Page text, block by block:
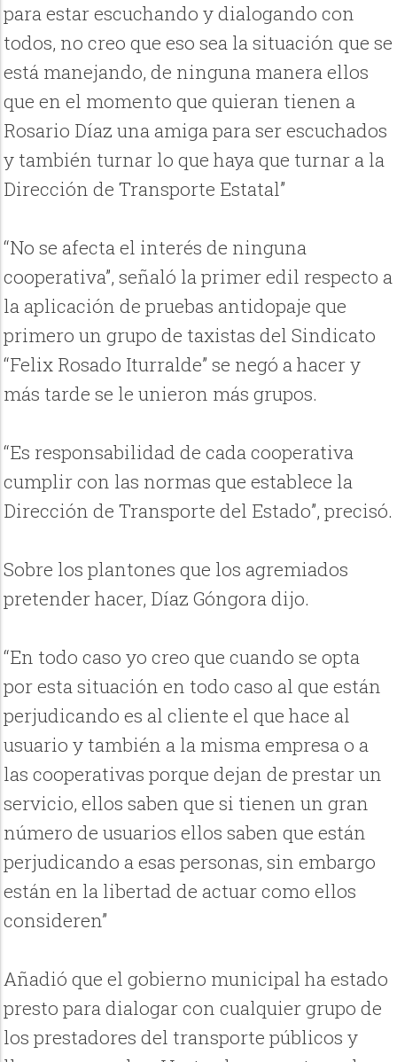
para estar escuchando y dialogando con
todos, no creo que eso sea la situación que se
está manejando, de ninguna manera ellos
que en el momento que quieran tienen a
Rosario Díaz una amiga para ser escuchados
y también turnar lo que haya que turnar a la
Dirección de Transporte Estatal”
“No se afecta el interés de ninguna
cooperativa”, señaló la primer edil respecto a
la aplicación de pruebas antidopaje que
primero un grupo de taxistas del Sindicato
“Felix Rosado Iturralde” se negó a hacer y
más tarde se le unieron más grupos.
“Es responsabilidad de cada cooperativa
cumplir con las normas que establece la
Dirección de Transporte del Estado”, precisó.
Sobre los plantones que los agremiados
pretender hacer, Díaz Góngora dijo.
“En todo caso yo creo que cuando se opta
por esta situación en todo caso al que están
perjudicando es al cliente el que hace al
usuario y también a la misma empresa o a
las cooperativas porque dejan de prestar un
servicio, ellos saben que si tienen un gran
número de usuarios ellos saben que están
perjudicando a esas personas, sin embargo
están en la libertad de actuar como ellos
consideren”
Añadió que el gobierno municipal ha estado
presto para dialogar con cualquier grupo de
los prestadores del transporte públicos y